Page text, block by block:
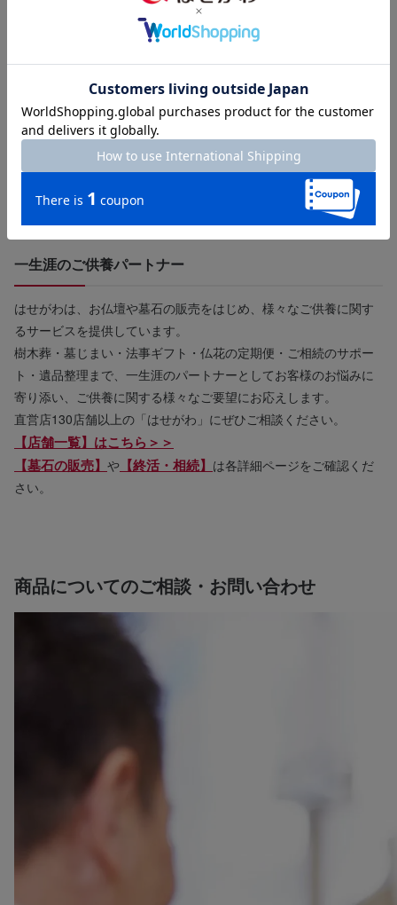
お仏壇のお飾りとしてはもちろん、玄関先を彩る小物としてもご
好評いただいております。
一生涯のご供養パートナー
はせがわは、お仏壇や墓石の販売をはじめ、様々なご供養に関す
るサービスを提供しています。
樹木葬・墓じまい・法事ギフト・仏花の定期便・ご相続のサポー
ト・遺品整理まで、一生涯のパートナーとしてお客様のお悩みに
寄り添い、ご供養に関する様々なご要望にお応えします。
直営店130店舗以上の「はせがわ」にぜひご相談ください。
【店舗一覧】はこちら＞＞
【墓石の販売】 や 【終活・相続】 は各詳細ページをご確認くだ
さい。
商品についてのご相談・お問い合わせ